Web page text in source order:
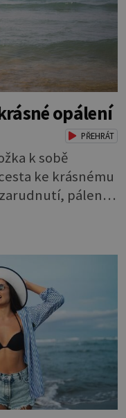
opálení
PŘEHRÁT
k sobě
ke krásnému
pálení a
není
ale reakcí na
aby pleť i
hladce a opálení
začít s přípravou